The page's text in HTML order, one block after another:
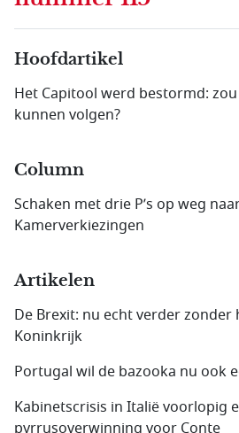
Hoofdartikel
Het Capitool werd bestormd:
kunnen volgen?
Column
Schaken met drie P’s op weg
Kamerverkiezingen
Artikelen
De Brexit: nu echt verder zonder
Koninkrijk
Portugal wil de bazooka nu ook
Kabinetscrisis in Italië voorlopig
pyrrusoverwinning voor Conte